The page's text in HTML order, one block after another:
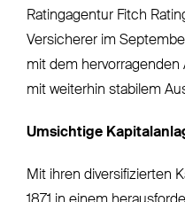
Ratingagentur Fitch
Versicherer im
mit dem hervorragenden
mit weiterhin stabilem
Umsichtige
Mit ihren diversifizierten